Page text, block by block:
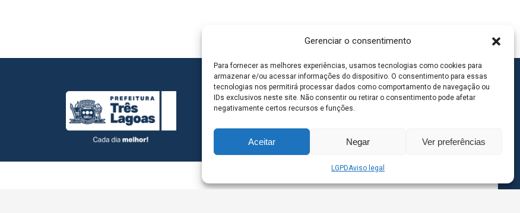
Gerenciar o consentimento
Para fornecer as melhores experiências, usamos tecnologias como cookies para
armazenar e/ou acessar informações do dispositivo. O consentimento para essas
tecnologias nos permitirá processar dados como comportamento de navegação ou
IDs exclusivos neste site. Não consentir ou retirar o consentimento pode afetar
negativamente certos recursos e funções.
Aceitar Negar Ver preferências
LGPDAviso legal